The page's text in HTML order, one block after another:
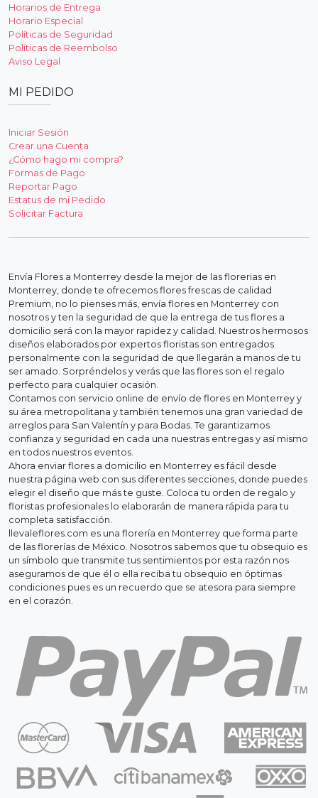
Horarios de Entrega
Horario Especial
Políticas de Seguridad
Políticas de Reembolso
Aviso Legal
MI PEDIDO
Iniciar Sesión
Crear una Cuenta
¿Cómo hago mi compra?
Formas de Pago
Reportar Pago
Estatus de mi Pedido
Solicitar Factura
Envía Flores a Monterrey desde la mejor de las florerias en
Monterrey, donde te ofrecemos flores frescas de calidad
Premium, no lo pienses más, envía flores en Monterrey con
nosotros y ten la seguridad de que la entrega de tus flores a
domicilio será con la mayor rapidez y calidad. Nuestros hermosos
diseños elaborados por expertos floristas son entregados
personalmente con la seguridad de que llegarán a manos de tu
ser amado. Sorpréndelos y verás que las flores son el regalo
perfecto para cualquier ocasión.
Contamos con servicio online de envío de flores en Monterrey y
su área metropolitana y también tenemos una gran variedad de
arreglos para San Valentín y para Bodas. Te garantizamos
confianza y seguridad en cada una nuestras entregas y así mismo
en todos nuestros eventos.
Ahora enviar flores a domicilio en Monterrey es fácil desde
nuestra página web con sus diferentes secciones, donde puedes
elegir el diseño que más te guste. Coloca tu orden de regalo y
floristas profesionales lo elaborarán de manera rápida para tu
completa satisfacción.
llevaleflores.com es una florería en Monterrey que forma parte
de las florerías de México. Nosotros sabemos que tu obsequio es
un símbolo que transmite tus sentimientos por esta razón nos
aseguramos de que él o ella reciba tu obsequio en óptimas
condiciones pues es un recuerdo que se atesora para siempre
en el corazón.